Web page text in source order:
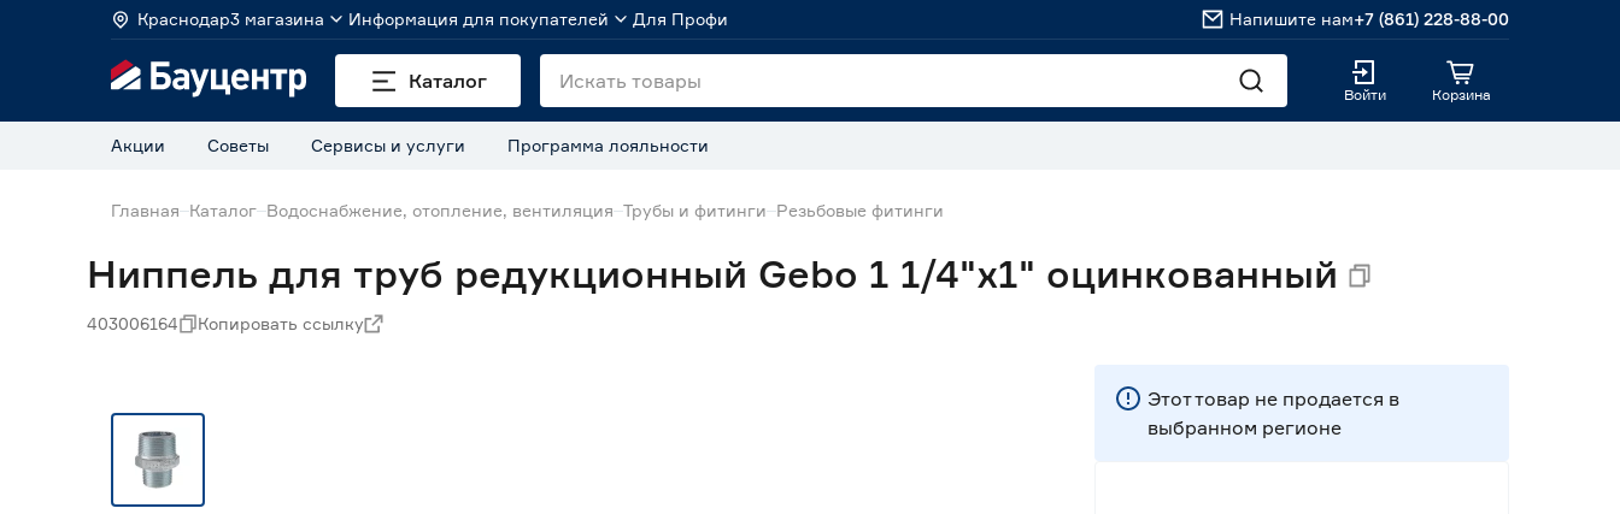
Краснодар3 магазина Информация для покупателей Для Профи Напишите нам+7 (861) 228-88-00
Каталог
Войти Корзина
Акции Советы Сервисы и услуги Программа лояльности
Главная Каталог Водоснабжение, отопление, вентиляция Трубы и фитинги Резьбовые фитинги
Ниппель для труб редукционный Gebo 1 1/4"х1" оцинкованный
403006164 Копировать ссылку
Этот товар не продается в
выбранном регионе